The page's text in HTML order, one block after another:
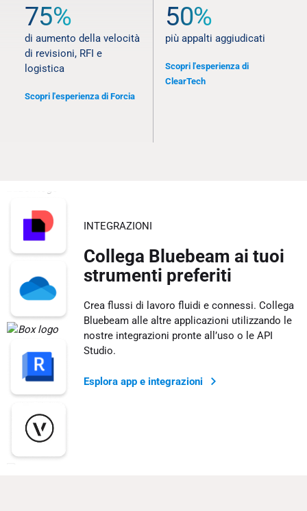
75%
di aumento della velocità
di revisioni, RFI e
logistica
Scopri l'esperienza di Forcia
50%
più appalti aggiudicati
Scopri l'esperienza di
ClearTech
INTEGRAZIONI
Collega Bluebeam ai tuoi
strumenti preferiti
Crea flussi di lavoro fluidi e connessi. Collega
Bluebeam alle altre applicazioni utilizzando le
nostre integrazioni pronte all’uso o le API
Studio.
Esplora app e integrazioni